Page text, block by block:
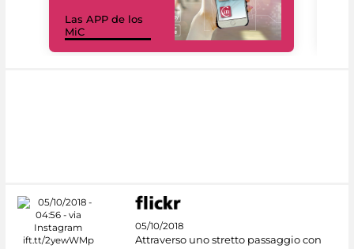
Las APP de los
MiC
05/10/2018
Attraverso uno stretto passaggio con